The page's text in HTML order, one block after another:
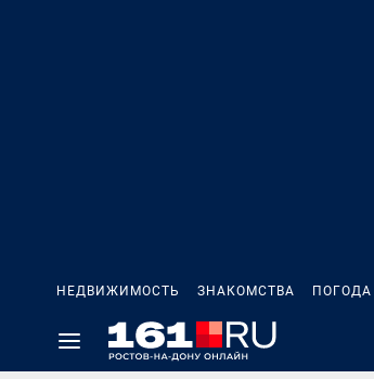
НЕДВИЖИМОСТЬ ЗНАКОМСТВА ПОГОДА